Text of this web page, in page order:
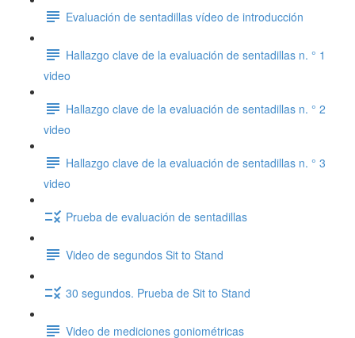
Evaluación de sentadillas vídeo de introducción
Hallazgo clave de la evaluación de sentadillas n. ° 1
video
Hallazgo clave de la evaluación de sentadillas n. ° 2
video
Hallazgo clave de la evaluación de sentadillas n. ° 3
video
Prueba de evaluación de sentadillas
Video de segundos Sit to Stand
30 segundos. Prueba de Sit to Stand
Video de mediciones goniométricas